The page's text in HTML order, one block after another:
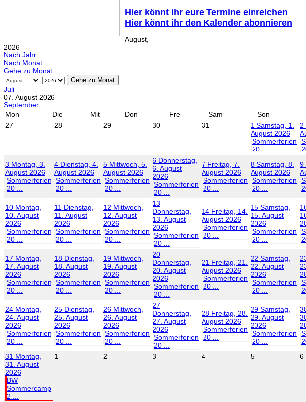
Hier könnt ihr eure Termine einreichen
Hier könnt ihr den Kalender abonnieren
August,
2026
Nach Jahr
Nach Monat
Gehe zu Monat
Gehe zu Monat
Juli
07. August 2026
September
Mon
Die Mit Don Fre Sam
Son
27
28 29 30 31 1 Samstag, 1.
August 2026
Sommerferien
20 ...
2
3 Montag, 3.
August 2026
Sommerferien
20 ...
4 Dienstag, 4.
August 2026
Sommerferien
20 ...
5 Mittwoch, 5.
August 2026
Sommerferien
20 ...
6 Donnerstag,
6. August
2026
Sommerferien
20 ...
7 Freitag, 7.
August 2026
Sommerferien
20 ...
8 Samstag, 8.
August 2026
Sommerferien
20 ...
9
10 Montag,
10. August
2026
Sommerferien
20 ...
11 Dienstag,
11. August
2026
Sommerferien
20 ...
12 Mittwoch,
12. August
2026
Sommerferien
20 ...
13
Donnerstag,
13. August
2026
Sommerferien
20 ...
14 Freitag, 14.
August 2026
Sommerferien
20 ...
15 Samstag,
15. August
2026
Sommerferien
20 ...
17 Montag,
17. August
2026
Sommerferien
20 ...
18 Dienstag,
18. August
2026
Sommerferien
20 ...
19 Mittwoch,
19. August
2026
Sommerferien
20 ...
20
Donnerstag,
20. August
2026
Sommerferien
20 ...
21 Freitag, 21.
August 2026
Sommerferien
20 ...
22 Samstag,
22. August
2026
Sommerferien
20 ...
24 Montag,
24. August
2026
Sommerferien
20 ...
25 Dienstag,
25. August
2026
Sommerferien
20 ...
26 Mittwoch,
26. August
2026
Sommerferien
20 ...
27
Donnerstag,
27. August
2026
Sommerferien
20 ...
28 Freitag, 28.
August 2026
Sommerferien
20 ...
29 Samstag,
29. August
2026
Sommerferien
20 ...
31 Montag,
31. August
2026
BW
Sommercamp
2 ...
1 2 3 4 5 6